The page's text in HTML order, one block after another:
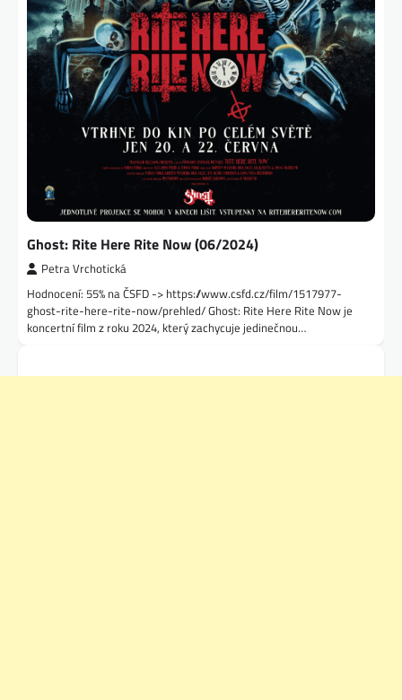
Ghost: Rite Here Rite Now (06/2024)
Petra Vrchotická
Hodnocení: 55% na ČSFD -> https://www.csfd.cz/film/1517977-
ghost-rite-here-rite-now/prehled/ Ghost: Rite Here Rite Now je
koncertní film z roku 2024, který zachycuje jedinečnou…